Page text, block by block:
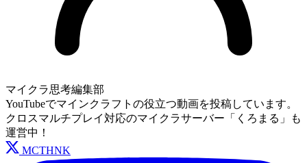
マイクラ思考編集部
YouTubeでマインクラフトの役立つ動画を投稿しています。
クロスマルチプレイ対応のマイクラサーバー「くろまる」も
運営中！
MCTHNK